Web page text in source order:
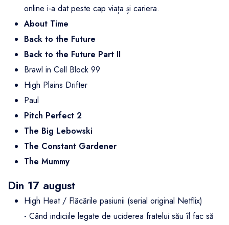
online i-a dat peste cap viața și cariera.
About Time
Back to the Future
Back to the Future Part II
Brawl in Cell Block 99
High Plains Drifter
Paul
Pitch Perfect 2
The Big Lebowski
The Constant Gardener
The Mummy
Din 17 august
High Heat / Flăcările pasiunii (serial original Netflix)
- Când indiciile legate de uciderea fratelui său îl fac să